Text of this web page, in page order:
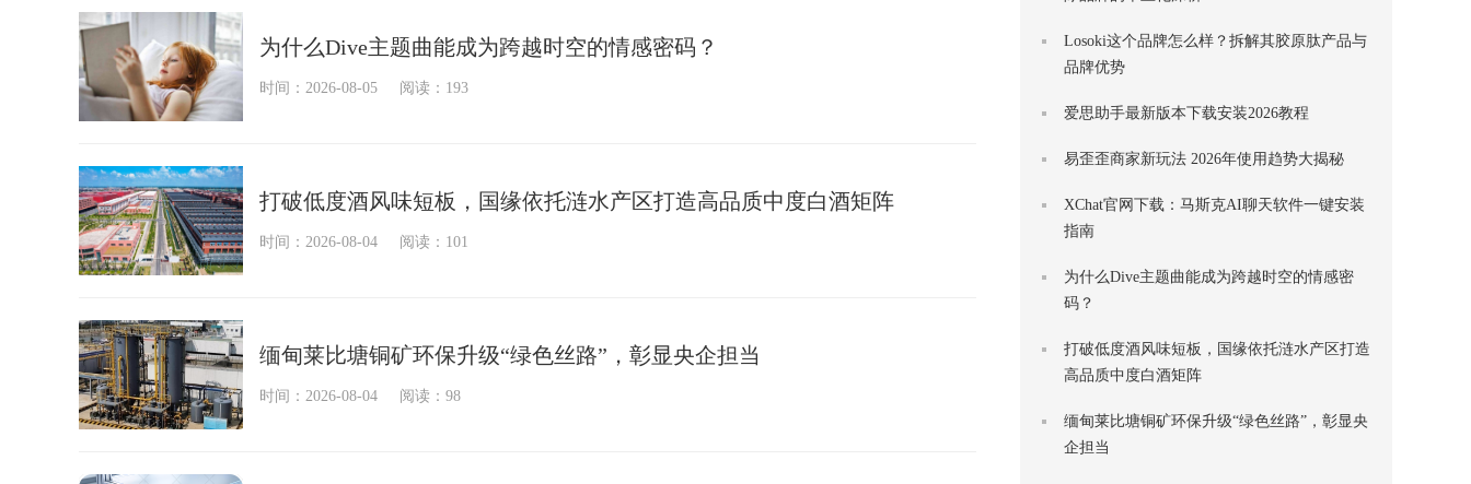
为什么Dive主题曲能成为跨越时空的情感密码？
时间：2026-08-05 阅读：193
打破低度酒风味短板，国缘依托涟水产区打造高品质中度白酒矩阵
时间：2026-08-04 阅读：101
缅甸莱比塘铜矿环保升级“绿色丝路”，彰显央企担当
时间：2026-08-04 阅读：98
Losoki这个品牌怎么样？拆解其胶原肽产品与
品牌优势
爱思助手最新版本下载安装2026教程
易歪歪商家新玩法 2026年使用趋势大揭秘
XChat官网下载：马斯克AI聊天软件一键安装
指南
为什么Dive主题曲能成为跨越时空的情感密
码？
打破低度酒风味短板，国缘依托涟水产区打造
高品质中度白酒矩阵
缅甸莱比塘铜矿环保升级“绿色丝路”，彰显央
企担当